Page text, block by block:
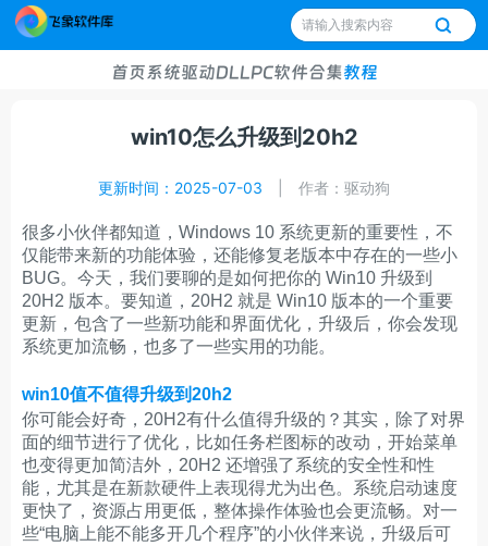
首页系统驱动DLLPC软件合集教程
win10怎么升级到20h2
更新时间：2025-07-03 作者：驱动狗
很多小伙伴都知道，Windows 10 系统更新的重要性，不
仅能带来新的功能体验，还能修复老版本中存在的一些小
BUG。今天，我们要聊的是如何把你的 Win10 升级到
20H2 版本。要知道，20H2 就是 Win10 版本的一个重要
更新，包含了一些新功能和界面优化，升级后，你会发现
系统更加流畅，也多了一些实用的功能。
win10值不值得升级到20h2
你可能会好奇，20H2有什么值得升级的？其实，除了对界
面的细节进行了优化，比如任务栏图标的改动，开始菜单
也变得更加简洁外，20H2 还增强了系统的安全性和性
能，尤其是在新款硬件上表现得尤为出色。系统启动速度
更快了，资源占用更低，整体操作体验也会更流畅。对一
些“电脑上能不能多开几个程序”的小伙伴来说，升级后可